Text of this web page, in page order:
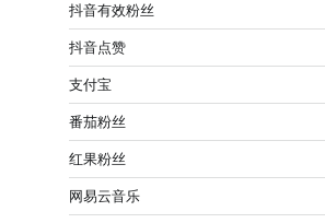
抖音有效粉丝
抖音点赞
支付宝
番茄粉丝
红果粉丝
网易云音乐